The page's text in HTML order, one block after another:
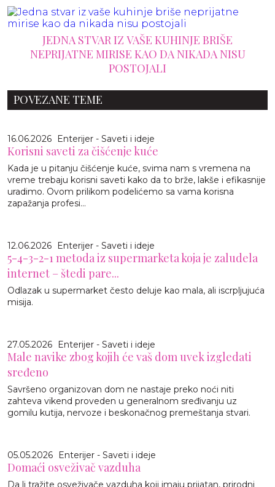
JEDNA STVAR IZ VAŠE KUHINJE BRIŠE
NEPRIJATNE MIRISE KAO DA NIKADA NISU
POSTOJALI
POVEZANE TEME
16.06.2026 Enterijer - Saveti i ideje
Korisni saveti za čišćenje kuće
Kada je u pitanju čišćenje kuće, svima nam s vremena na
vreme trebaju korisni saveti kako da to brže, lakše i efikasnije
uradimo. Ovom prilikom podelićemo sa vama korisna
zapažanja profesi...
12.06.2026 Enterijer - Saveti i ideje
5-4-3-2-1 metoda iz supermarketa koja je zaludela
internet – štedi pare...
Odlazak u supermarket često deluje kao mala, ali iscrpljujuća
misija.
27.05.2026 Enterijer - Saveti i ideje
Male navike zbog kojih će vaš dom uvek izgledati
sređeno
Savršeno organizovan dom ne nastaje preko noći niti
zahteva vikend proveden u generalnom sređivanju uz
gomilu kutija, nervoze i beskonačnog premeštanja stvari.
05.05.2026 Enterijer - Saveti i ideje
Domaći osveživač vazduha
Da li tražite osveživače vazduha koji imaju prijatan, prirodni